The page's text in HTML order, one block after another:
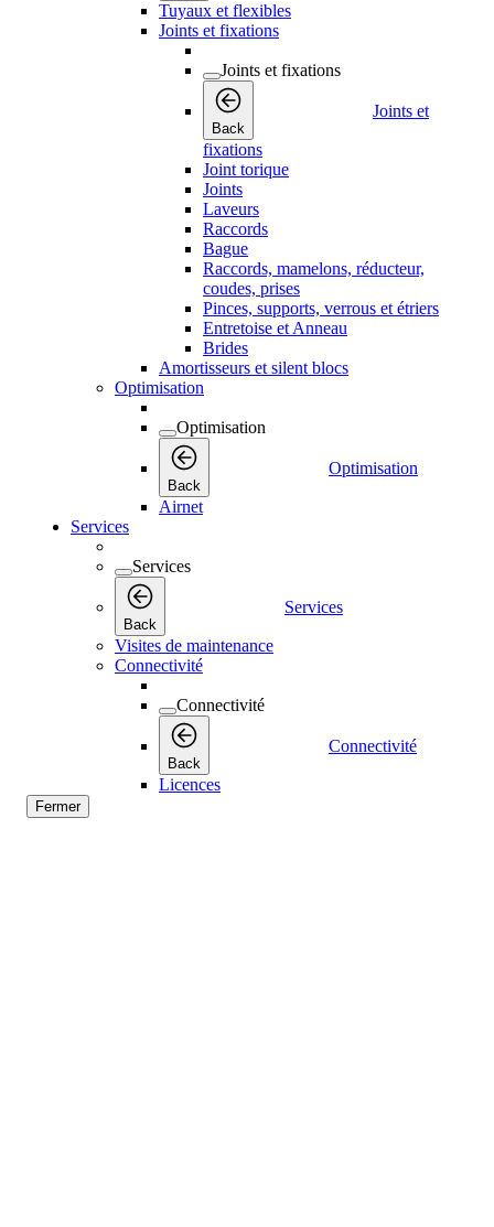
Tuyaux et flexibles
Joints et fixations
Joints et fixations
Back
Joints et
fixations
Joint torique
Joints
Laveurs
Raccords
Bague
Raccords, mamelons, réducteur,
coudes, prises
Pinces, supports, verrous et étriers
Entretoise et Anneau
Brides
Amortisseurs et silent blocs
Optimisation
Optimisation
Back
Optimisation
Airnet
Services
Services
Back
Services
Visites de maintenance
Connectivité
Connectivité
Back
Connectivité
Licences
Fermer